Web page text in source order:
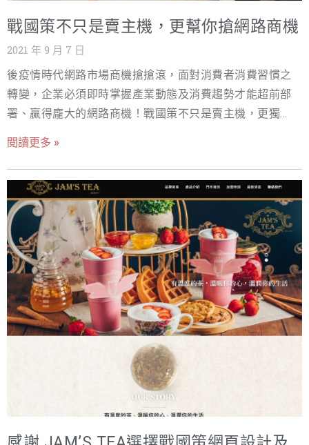
＠ ID:＠119m 戰國策集團-提供買網址、網頁設計、APP開
發、虛擬主機、WordPress主機、雲主機、實體主機、
行銷服務
戰國策不只是賣主機，更幫你搶網路商機
2021 年 9 月 7 日
後疫情時代網路市場商機搶搶滾，面對消費者消費習慣之
轉變，企業必須即時掌握產業動態及消費趨勢才能超前部
署、贏得龐大的網路商機！戰國策不只是賣主機，更獨家
決收款問題，戰國策提供金流服務歡迎申請，各項申辦條
件都優於自行向藍新金流申請! 網路金流請上
https://www.nss.com.tw/cashflow/ 2.免費刊登台灣我的商
家情報網(增加SEO外連及網站曝光度) 只要您是戰國策企業
用戶，都可以直接將您店家基本資料、商品、最新消息刊
登於台灣我的商家情報網，無須任何額外費用，讓網站曝
光度直直上升。 台灣我的商家情報網
https://smb.nss.com.tw/ 3.免費安裝線上客服系統(主機買
三年免費安裝) 網站客服系統它能在網站右下角顯示出小圖
示，點擊以後就能讓網站多一個快速方便聯絡的功能，支
援 Fb、LINE、WhatsAPP、電話等12種的聯絡方式！讓客
戶直接利用客服系統進行問題諮詢與解惑，並可提昇成交
率達20%~40%及提高客戶滿意度。 線上客服系統請上
教戰線上手冊 想要在網路上做生意，第一步是要擁有一個
閱讀更多 »